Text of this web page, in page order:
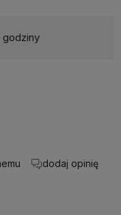
godziny
dodaj opinię